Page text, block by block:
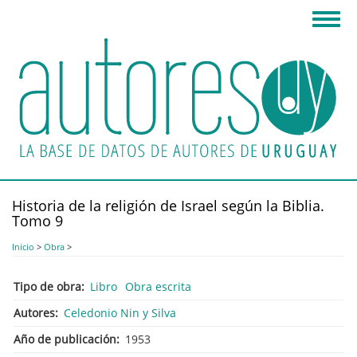
principal
Historia de la religión de Israel según la Biblia.
Tomo 9
Inicio > Obra >
Tipo de obra Libro Obra escrita
Autores Celedonio Nin y Silva
Año de publicación
1953